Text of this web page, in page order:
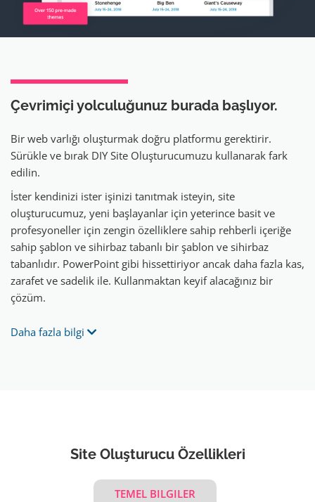
Çevrimiçi yolculuğunuz burada başlıyor.
Bir web varlığı oluşturmak doğru platformu gerektirir.
Sürükle ve bırak DIY Site Oluşturucumuzu kullanarak fark
edilin.
İster kendinizi ister işinizi tanıtmak isteyin, site
oluşturucumuz, yeni başlayanlar için yeterince basit ve
profesyoneller için zengin özelliklere sahip rehberli içeriğe
sahip şablon ve sihirbaz tabanlı bir şablon ve sihirbaz
tabanlıdır. PowerPoint gibi hissettiriyor ancak daha fazla kas,
zarafet ve sadelik ile. Kullanmaktan keyif alacağınız bir
çözüm.
Daha fazla bilgi
Site Oluşturucu Özellikleri
TEMEL BILGILER